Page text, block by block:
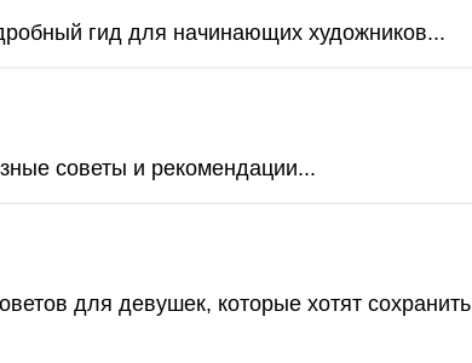
гид для начинающих художников...
советы и рекомендации...
для девушек, которые хотят сохранить